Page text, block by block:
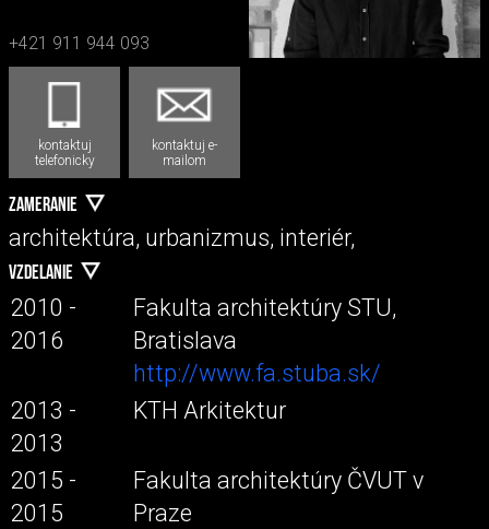
+421 911 944 093
kontaktuj
telefonicky
kontaktuj e-
mailom
ZAMERANIE
architektúra, urbanizmus, interiér,
VZDELANIE
2010 -
2016
Fakulta architektúry STU,
Bratislava
http://www.fa.stuba.sk/
2013 -
2013
KTH Arkitektur
2015 -
2015
Fakulta architektúry ČVUT v
Praze